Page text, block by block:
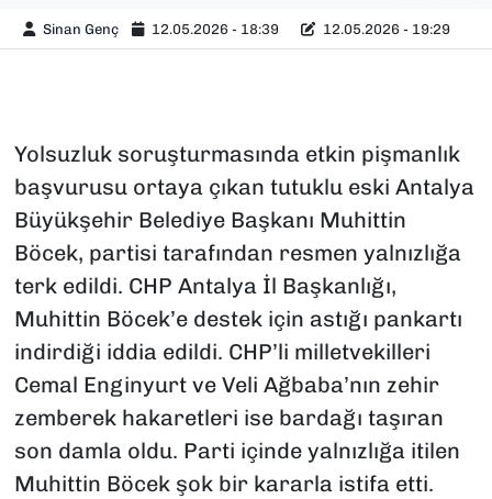
Sinan Genç 12.05.2026 - 18:39 12.05.2026 - 19:29
Yolsuzluk soruşturmasında etkin pişmanlık
başvurusu ortaya çıkan tutuklu eski Antalya
Büyükşehir Belediye Başkanı Muhittin
Böcek, partisi tarafından resmen yalnızlığa
terk edildi. CHP Antalya İl Başkanlığı,
Muhittin Böcek’e destek için astığı pankartı
indirdiği iddia edildi. CHP’li milletvekilleri
Cemal Enginyurt ve Veli Ağbaba’nın zehir
zemberek hakaretleri ise bardağı taşıran
son damla oldu. Parti içinde yalnızlığa itilen
Muhittin Böcek şok bir kararla istifa etti.